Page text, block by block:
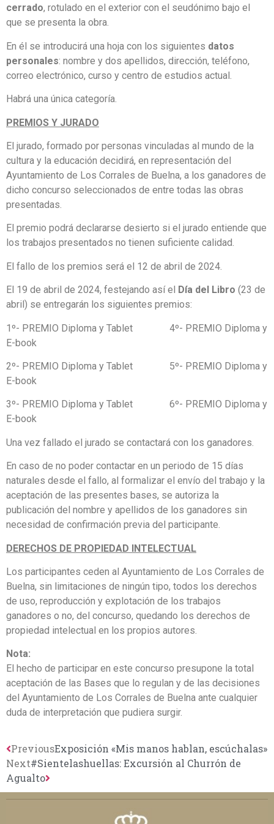
cerrado, rotulado en el exterior con el seudónimo bajo el
que se presenta la obra.
En él se introducirá una hoja con los siguientes datos
personales: nombre y dos apellidos, dirección, teléfono,
correo electrónico, curso y centro de estudios actual.
Habrá una única categoría.
PREMIOS Y JURADO
El jurado, formado por personas vinculadas al mundo de la
cultura y la educación decidirá, en representación del
Ayuntamiento de Los Corrales de Buelna, a los ganadores de
dicho concurso seleccionados de entre todas las obras
presentadas.
El premio podrá declararse desierto si el jurado entiende que
los trabajos presentados no tienen suficiente calidad.
El fallo de los premios será el 12 de abril de 2024.
El 19 de abril de 2024, festejando así el Día del Libro (23 de
abril) se entregarán los siguientes premios:
1º- PREMIO Diploma y Tablet 4º- PREMIO Diploma y
E-book
2º- PREMIO Diploma y Tablet 5º- PREMIO Diploma y
E-book
3º- PREMIO Diploma y Tablet 6º- PREMIO Diploma y
E-book
Una vez fallado el jurado se contactará con los ganadores.
En caso de no poder contactar en un periodo de 15 días
naturales desde el fallo, al formalizar el envío del trabajo y la
aceptación de las presentes bases, se autoriza la
publicación del nombre y apellidos de los ganadores sin
necesidad de confirmación previa del participante.
DERECHOS DE PROPIEDAD INTELECTUAL
Los participantes ceden al Ayuntamiento de Los Corrales de
Buelna, sin limitaciones de ningún tipo, todos los derechos
de uso, reproducción y explotación de los trabajos
ganadores o no, del concurso, quedando los derechos de
propiedad intelectual en los propios autores.
Nota:
El hecho de participar en este concurso presupone la total
aceptación de las Bases que lo regulan y de las decisiones
del Ayuntamiento de Los Corrales de Buelna ante cualquier
duda de interpretación que pudiera surgir.
PreviousExposición «Mis manos hablan, escúchalas»
Next#Sientelashuellas: Excursión al Churrón de
Agualto